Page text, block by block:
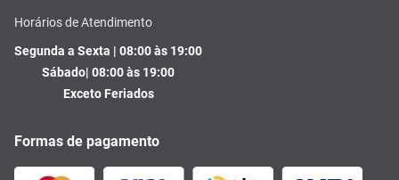
Horários de Atendimento
Segunda a Sexta | 08:00 às 19:00
Sábado| 08:00 às 19:00
Exceto Feriados
Formas de pagamento